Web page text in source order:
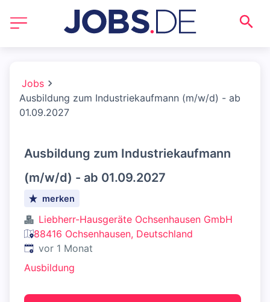
Jobs
Ausbildung zum Industriekaufmann (m/w/d) - ab
01.09.2027
Ausbildung zum Industriekaufmann
(m/w/d) - ab 01.09.2027
merken
Liebherr-Hausgeräte Ochsenhausen GmbH
88416 Ochsenhausen, Deutschland
Veröffentlicht:
vor 1 Monat
Ausbildung